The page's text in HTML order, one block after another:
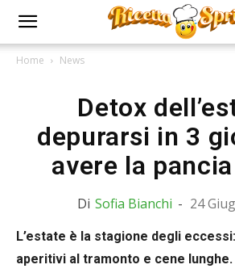
Home News
Detox
depurarsi in 3
avere la
Di Sofia Bianchi - 24
L’estate è la stagione degli
aperitivi al tramonto e cene